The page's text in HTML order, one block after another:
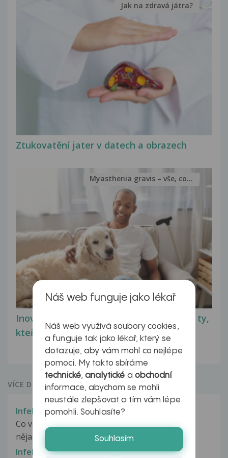
Ztukovatění jater v datech a obrazech
Jak na zdravá játra?
Inovativní léčba myastenie – naděje pro ty,
kteří ji...
Myasthenia gravis – vše, co...
VÍCE DOTAZŮ Z PORADNY
Infekce močových cest
Co vás trápí, jak dlouho problém trvá, berete
nějaké léky, proběhlo již nějaké...
Infekce močových cest
Náš web funguje jako lékař
Náš web využívá soubory cookies,
a funguje tak jako lékař, který se
dotazuje, aby vám mohl co nejlépe
pomoci. My takto sbíráme
technické,analytické a obchodní
informace, abychom se mohli
neustále zlepšovat a tím vám lépe
pomohli. Souhlasíte?
Souhlasím